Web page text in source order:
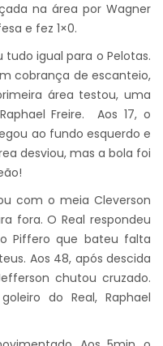
na área por Wagner
e fez 1×0.
tudo igual para o Pelotas.
cobrança de escanteio,
área testou, uma
Freire. Aos 17, o
ao fundo esquerdo e
desviou, mas a bola foi
com o meia Cleverson
fora. O Real respondeu
Piffero que bateu falta
Aos 48, após descida
chutou cruzado.
do Real, Raphael